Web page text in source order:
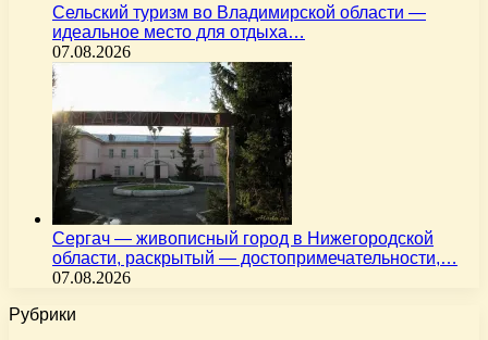
Сельский туризм во Владимирской области —
идеальное место для отдыха…
07.08.2026
Сергач — живописный город в Нижегородской
области, раскрытый — достопримечательности,…
07.08.2026
Рубрики